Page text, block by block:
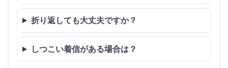
折り返しても大丈夫ですか？
しつこい着信がある場合は？